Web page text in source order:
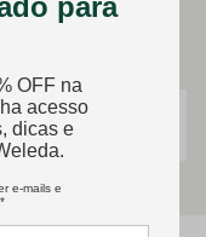
receba 10%